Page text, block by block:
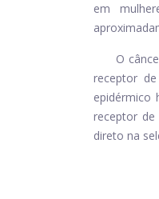
em
O
receptor
epidérmico
receptor
direto na